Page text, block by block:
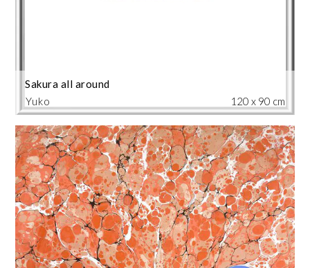
Yuko
Sakura all around
120 x 90 cm